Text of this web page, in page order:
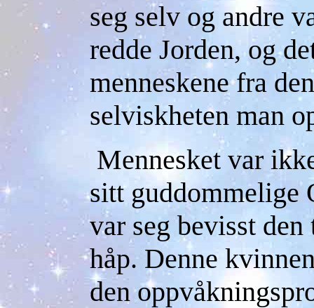
seg selv og andre
redde Jorden, og
menneskene fra
selviskheten man
Mennesket var
sitt guddommelige
var seg bevisst
håp. Denne
den